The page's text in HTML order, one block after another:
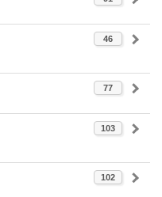
46
77
103
102